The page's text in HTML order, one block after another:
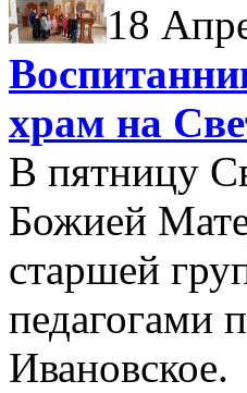
18
храм на
В пятницу
Божией
старшей
педагогами
Ивановское.